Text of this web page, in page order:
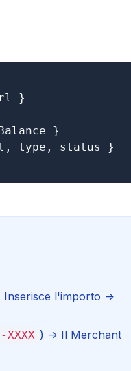
}
}
type, status }
Inserisce l'importo ->
XXXX ) -> Il Merchant